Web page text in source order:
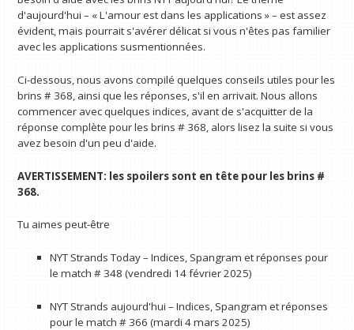
d'aujourd'hui – « L'amour est dans les applications » – est assez
évident, mais pourrait s'avérer délicat si vous n'êtes pas familier
avec les applications susmentionnées.
Ci-dessous, nous avons compilé quelques conseils utiles pour les
brins # 368, ainsi que les réponses, s'il en arrivait. Nous allons
commencer avec quelques indices, avant de s'acquitter de la
réponse complète pour les brins # 368, alors lisez la suite si vous
avez besoin d'un peu d'aide.
AVERTISSEMENT: les spoilers sont en tête pour les brins #
368.
Tu aimes peut-être
NYT Strands Today – Indices, Spangram et réponses pour
le match # 348 (vendredi 14 février 2025)
NYT Strands aujourd'hui – Indices, Spangram et réponses
pour le match # 366 (mardi 4 mars 2025)